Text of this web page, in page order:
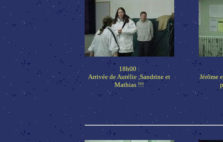
18h00 :
Arrivée de Aurélie ,Sandrine et
Mathias !!!
Jérôme